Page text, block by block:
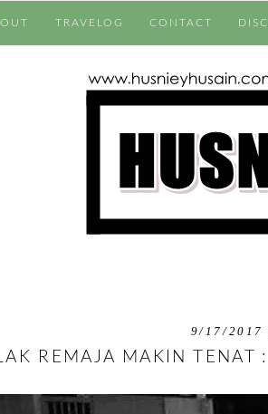
TRAVELOG CONTACT
9/17/2017
REMAJA MAKIN TENAT